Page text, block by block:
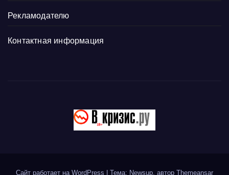
Рекламодателю
Контактная информация
Сайт работает на WordPress Тема: Newsup, автор Themeansar